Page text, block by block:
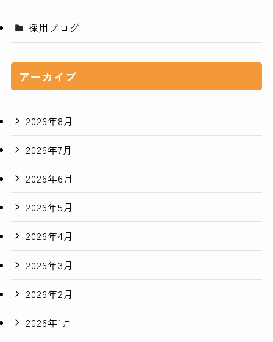
採用ブログ
アーカイブ
2026年8月
2026年7月
2026年6月
2026年5月
2026年4月
2026年3月
2026年2月
2026年1月